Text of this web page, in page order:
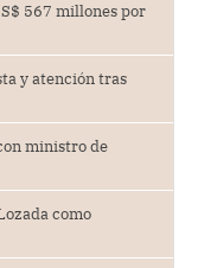
567 millones por
y atención tras
ministro de
como